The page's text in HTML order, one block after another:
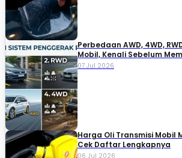
Perbedaan AWD, 4WD,
Mobil, Kenali Sebelum
07 Jul 2026
Harga Oli Transmisi Mobil
Cek Daftar Lengkapnya
06 Jul 2026